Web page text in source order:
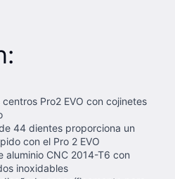
Pro2 EVO con cojinetes
44 dientes proporciona un
con el Pro 2 EVO
aluminio CNC 2014-T6 con
inoxidables